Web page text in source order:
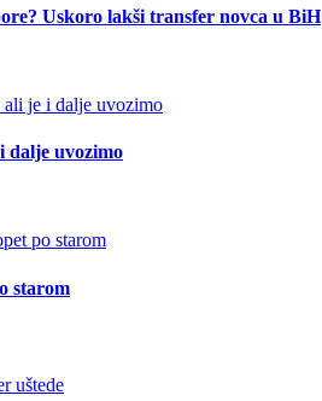
Uskoro lakši transfer novca u BiH
dalje uvozimo
starom